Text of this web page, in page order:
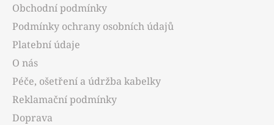
Obchodní podmínky
Podmínky ochrany osobních údajů
Platební údaje
O nás
Péče, ošetření a údržba kabelky
Reklamační podmínky
Doprava